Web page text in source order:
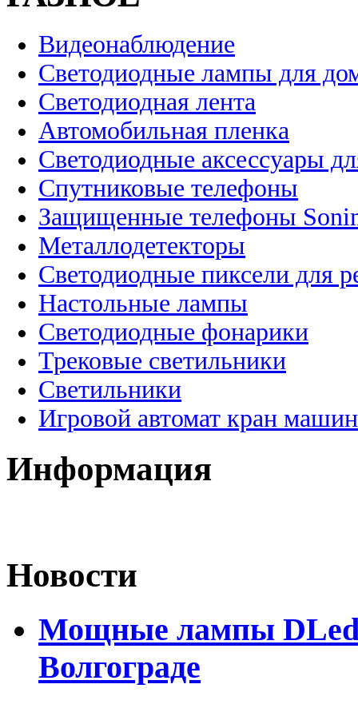
Видеонаблюдение
Светодиодные лампы для
Светодиодная лента
Автомобильная пленка
Светодиодные аксессуары
Спутниковые телефоны
Защищенные телефоны
Металлодетекторы
Светодиодные пиксели для
Настольные лампы
Светодиодные фонарики
Трековые светильники
Светильники
Игровой автомат кран
Информация
Новости
Мощные лампы DLed
Волгограде